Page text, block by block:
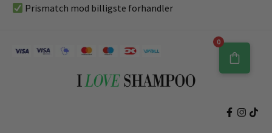
Prismatch mod billigste forhandler
0